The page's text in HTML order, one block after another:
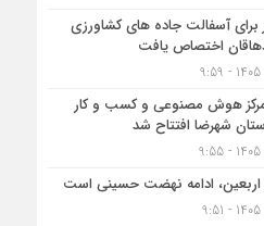
برای آسفالت جاده های کشاورزی
اختصاص یافت
هوش مصنوعی و کسب‌ و کار
شهرضا افتتاح شد
اربعین، ادامه نهضت حسینی است